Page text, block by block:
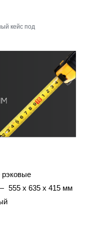
кейс под
555 x 635 x 415 мм